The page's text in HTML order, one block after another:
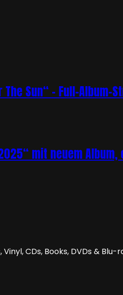
The Sun“ – Full-Album-
mit neuem
Vinyl, CDs, Books, DVDs & Blu-